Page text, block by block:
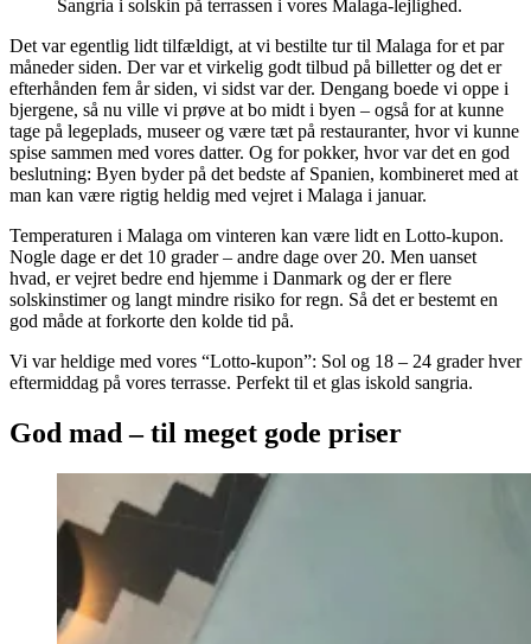
Sangria i solskin på terrassen i vores Malaga-lejlighed.
Det var egentlig lidt tilfældigt, at vi bestilte tur til Malaga for et par
måneder siden. Der var et virkelig godt tilbud på billetter og det er
efterhånden fem år siden, vi sidst var der. Dengang boede vi oppe i
bjergene, så nu ville vi prøve at bo midt i byen – også for at kunne
tage på legeplads, museer og være tæt på restauranter, hvor vi kunne
spise sammen med vores datter. Og for pokker, hvor var det en god
beslutning: Byen byder på det bedste af Spanien, kombineret med at
man kan være rigtig heldig med vejret i Malaga i januar.
Temperaturen i Malaga om vinteren kan være lidt en Lotto-kupon.
Nogle dage er det 10 grader – andre dage over 20. Men uanset
hvad, er vejret bedre end hjemme i Danmark og der er flere
solskinstimer og langt mindre risiko for regn. Så det er bestemt en
god måde at forkorte den kolde tid på.
Vi var heldige med vores “Lotto-kupon”: Sol og 18 – 24 grader hver
eftermiddag på vores terrasse. Perfekt til et glas iskold sangria.
God mad – til meget gode priser